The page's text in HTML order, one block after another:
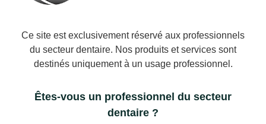
Ce site est exclusivement réservé aux professionnels
du secteur dentaire. Nos produits et services sont
destinés uniquement à un usage professionnel.
Êtes-vous un professionnel du secteur
dentaire ?